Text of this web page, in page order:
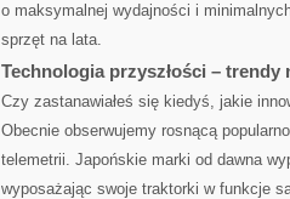
o maksymalnej wydajności i
sprzęt na lata.
Technologia przyszłości – trendy
Czy zastanawiałeś się kiedyś, jakie
Obecnie obserwujemy rosnącą
telemetrii. Japońskie marki od dawna
wyposażając swoje traktorki w funkcje